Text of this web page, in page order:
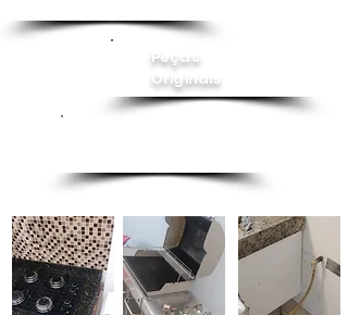
Peças
Originais